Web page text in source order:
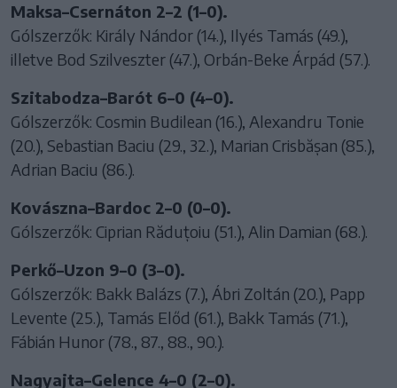
Maksa–Csernáton 2–2 (1–0).
Gólszerzők: Király Nándor (14.), Ilyés Tamás (49.),
illetve Bod Szilveszter (47.), Orbán-Beke Árpád (57.).
Szitabodza–Barót 6–0 (4–0).
Gólszerzők: Cosmin Budilean (16.), Alexandru Tonie
(20.), Sebastian Baciu (29., 32.), Marian Crisbășan (85.),
Adrian Baciu (86.).
Kovászna–Bardoc 2–0 (0–0).
Gólszerzők: Ciprian Răduțoiu (51.), Alin Damian (68.).
Perkő–Uzon 9–0 (3–0).
Gólszerzők: Bakk Balázs (7.), Ábri Zoltán (20.), Papp
Levente (25.), Tamás Előd (61.), Bakk Tamás (71.),
Fábián Hunor (78., 87., 88., 90.).
Nagyajta–Gelence 4–0 (2–0).